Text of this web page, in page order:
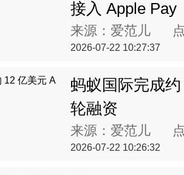
接入 Apple Pay
来源：爱范儿
2026-07-22 10:27:37
蚂蚁国际完成
轮融资
来源：爱范儿
2026-07-22 10:26:32